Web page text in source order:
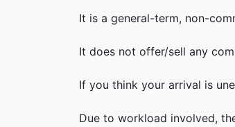
It is a general-term, non-
It does not offer/sell any
If you think your arrival is
Due to workload involved,